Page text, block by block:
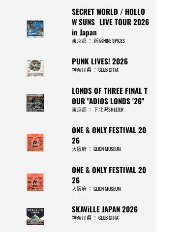
SECRET WORLD / HOLLO
W SUNS LIVE TOUR 2026
in Japan
東京都： 新宿NINE SPICES
PUNK LIVES! 2026
神奈川県： CLUB CITTA’
LONDS OF THREE FINAL T
OUR "ADIOS LONDS '26"
東京都： 下北沢SHELTER
ONE & ONLY FESTIVAL 20
26
大阪府： GLION MUSEUM
ONE & ONLY FESTIVAL 20
26
大阪府： GLION MUSEUM
SKAViLLE JAPAN 2026
神奈川県： CLUB CITTA’